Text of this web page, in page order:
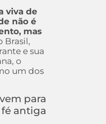
viva de
não é
mas
Brasil,
e sua
o
um dos
para
antiga